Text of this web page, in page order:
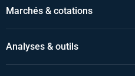
Marchés & cotations
Analyses & outils